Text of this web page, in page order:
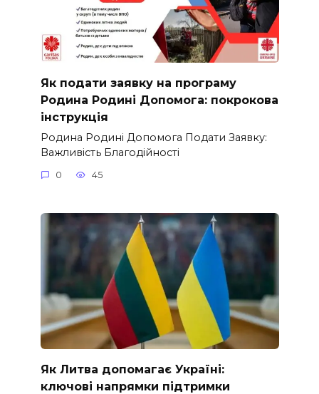
Як подати заявку на програму
Родина Родині Допомога: покрокова
інструкція
Родина Родині Допомога Подати Заявку:
Важливість Благодійності
0 45
Як Литва допомагає Україні:
ключові напрямки підтримки